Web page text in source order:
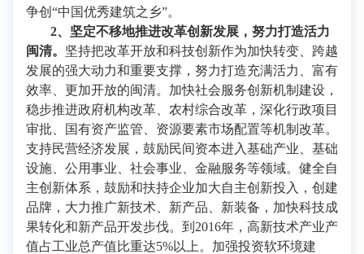
争创“中国优秀建筑之乡”。
2、坚定不移地推进改革创新发展，努力打造活力
闽清。 坚持把改革开放和科技创新作为加快转变、跨越
发展的强大动力和重要支撑，努力打造充满活力、富有
效率、更加开放的闽清。加快社会服务创新机制建设，
稳步推进政府机构改革、农村综合改革，深化行政项目
审批、国有资产监管、资源要素市场配置等机制改革。
支持民营经济发展，鼓励民间资本进入基础产业、基础
设施、公用事业、社会事业、金融服务等领域。健全自
主创新体系，鼓励和扶持企业加大自主创新投入，创建
品牌，大力推广新技术、新产品、新装备，加快科技成
果转化和新产品开发步伐。到2016年，高新技术产业产
值占工业总产值比重达5%以上。加强投资软环境建